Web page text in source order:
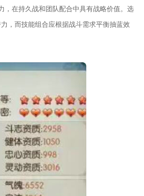
，在持久战和团队配合中具有战略价值。选
，而技能组合应根据战斗需求平衡抽蓝效